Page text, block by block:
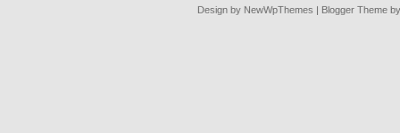
Design by NewWpThemes | Blogger Theme